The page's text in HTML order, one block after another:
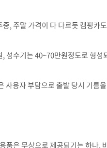
, 주말 가격이 다 다르듯 캠핑카
성수기는 40~70만원정도로 형성
사용자 부담으로 출발 당시 기름
품은 무상으로 제공되기는 하나,